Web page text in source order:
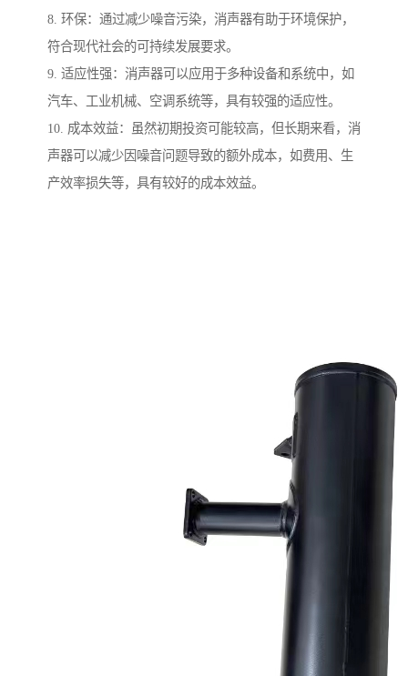
8. 环保：通过减少噪音污染，消声器有助于环境保护，
符合现代社会的可持续发展要求。
9. 适应性强：消声器可以应用于多种设备和系统中，如
汽车、工业机械、空调系统等，具有较强的适应性。
10. 成本效益：虽然初期投资可能较高，但长期来看，消
声器可以减少因噪音问题导致的额外成本，如费用、生
产效率损失等，具有较好的成本效益。